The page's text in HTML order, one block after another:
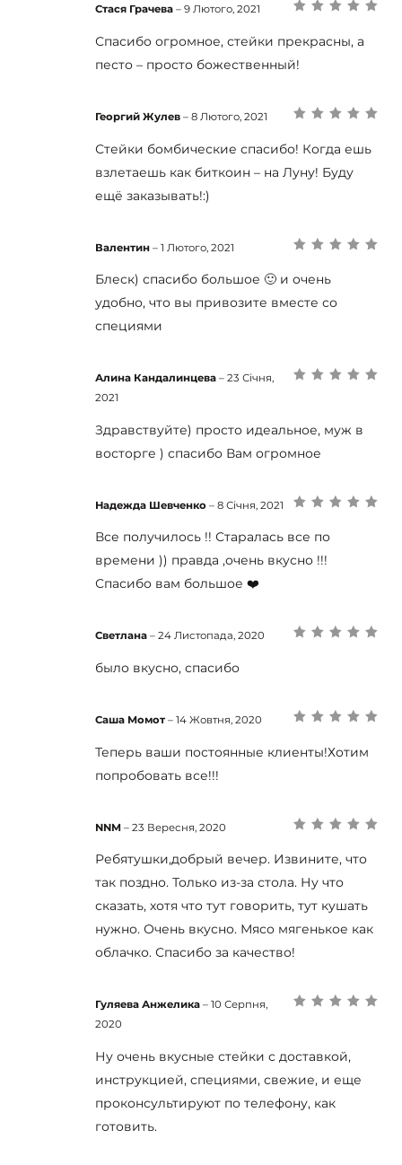
5
Стася Грачева – 9 Лютого, 2021
Спасибо огромное, стейки прекрасны, а
песто – просто божественный!
5
Георгий Жулев – 8 Лютого, 2021
Стейки бомбические спасибо! Когда ешь
взлетаешь как биткоин – на Луну! Буду
ещё заказывать!:)
5
Валентин – 1 Лютого, 2021
Блеск) спасибо большое 🙂 и очень
удобно, что вы привозите вместе со
специями
Алина Кандалинцева – 23 Січня,
2021
Здравствуйте) просто идеальное, муж в
восторге ) спасибо Вам огромное
5
Надежда Шевченко – 8 Січня, 2021
Все получилось !! Старалась все по
времени )) правда ,очень вкусно !!!
Спасибо вам большое ❤️
Светлана – 24 Листопада, 2020
было вкусно, спасибо
5
Саша Момот– 14 Жовтня, 2020
Теперь ваши постоянные клиенты!Хотим
попробовать все!!!
5
NNM – 23 Вересня, 2020
Ребятушки,добрый вечер. Извините, что
так поздно. Только из-за стола. Ну что
сказать, хотя что тут говорить, тут кушать
нужно. Очень вкусно. Мясо мягенькое как
облачко. Спасибо за качество!
Гуляева Анжелика – 10 Серпня,
2020
Ну очень вкусные стейки с доставкой,
инструкцией, специями, свежие, и еще
проконсультируют по телефону, как
готовить.